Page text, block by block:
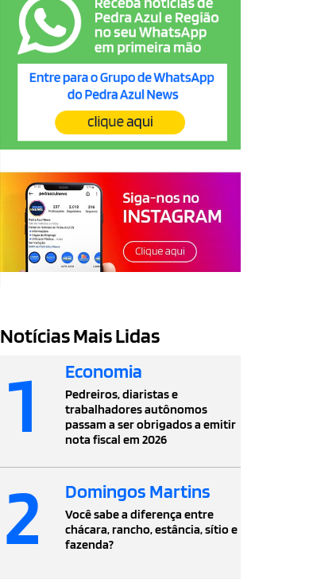
Notícias Mais Lidas
1 Economia
Pedreiros, diaristas e
trabalhadores autônomos
passam a ser obrigados a emitir
nota fiscal em 2026
2 Domingos Martins
Você sabe a diferença entre
chácara, rancho, estância, sítio e
fazenda?